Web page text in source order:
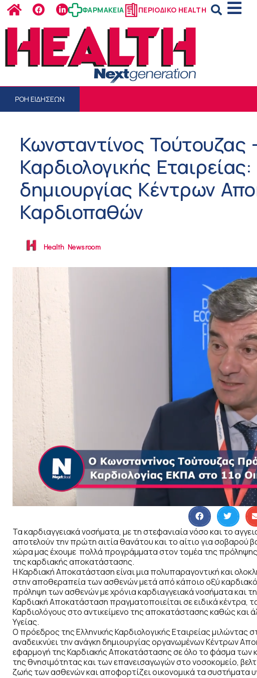
ΦΑΡΜΑΚΕΙΑ ΠΕΡΙΟΔΙΚΟ HEALTH
ΡΟΗ ΕΙΔΗΣΕΩΝ
Κωνσταντίνος
Καρδιολογικής
δημιουργίας Κέντρων
Καρδιοπαθών
Health Newsroom
Τα καρδιαγγειακά νοσήματα, με τη στεφανιαία νόσο και το
αποτελούν την πρώτη αιτία θανάτου και το αίτιο για σοβαρού
χώρα μας έχουμε πολλά προγράμματα στον τομέα της
της καρδιακής αποκατάστασης.
Η Καρδιακή Αποκατάσταση είναι μια πολυπαραγοντική και
στην αποθεραπεία των ασθενών μετά από κάποιο οξύ
πρόληψη των ασθενών με χρόνια καρδιαγγειακά νοσήματα και
Καρδιακή Αποκατάσταση πραγματοποιείται σε ειδικά κέντρα,
Καρδιολόγους στο αντικείμενο της αποκατάστασης καθώς και
Υγείας.
Ο πρόεδρος της Ελληνικής Καρδιολογικής Εταιρείας
αναδεικνύει την ανάγκη δημιουργίας οργανωμένων Κέντρων
εφαρμογή της Καρδιακής Αποκατάστασης σε όλο το φάσμα των
της θνησιμότητας και των επανεισαγωγών στο νοσοκομείο,
ζωής των ασθενών και αποφορτίζει οικονομικά τα συστήματα